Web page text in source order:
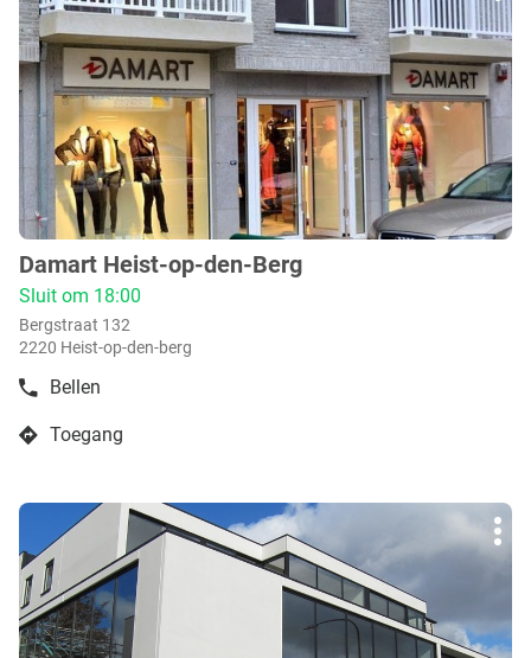
Truiden
de
ENTER
toets
voor
meer
boetiek
:
Damart Heist-op-den-Berg
Sluit om 18:00
Bergstraat 132
2220 Heist-op-den-berg
Bellen
de
Damart
den-
Toegang
naar
Damart
op-
den-
Berg
Druk
de
ENTER
toets
voor